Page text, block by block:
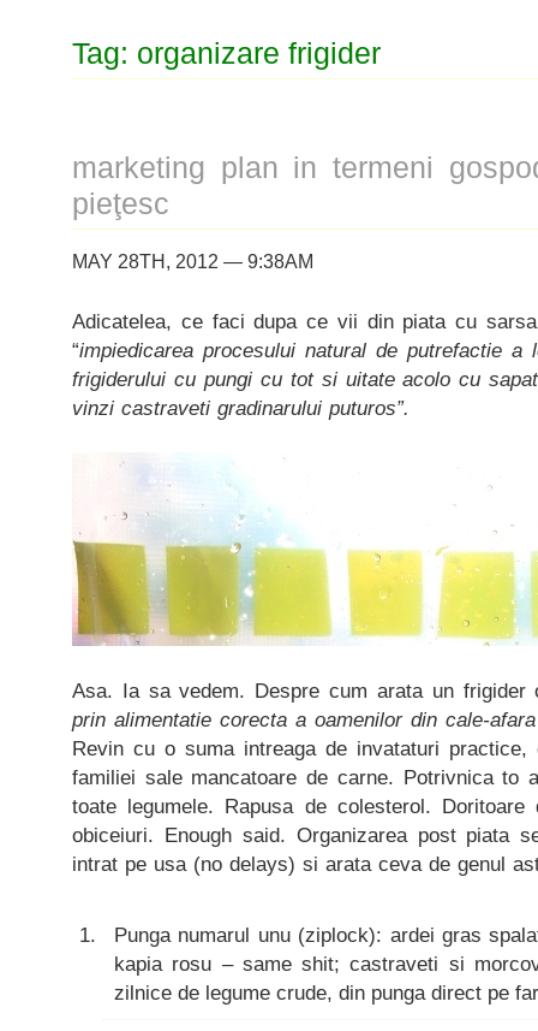
Tag: organizare frigider
marketing plan in termeni
pieţesc
MAY 28TH, 2012 — 9:38AM
Adicatelea, ce faci dupa ce vii din piata cu
“impiedicarea procesului natural de putrefactie a
frigiderului cu pungi cu tot si uitate acolo cu
vinzi castraveti gradinarului puturos”.
Asa. Ia sa vedem. Despre cum arata un
prin alimentatie corecta a oamenilor din cale-
Revin cu o suma intreaga de invataturi
familiei sale mancatoare de carne. Potrivnica to
toate legumele. Rapusa de colesterol.
obiceiuri. Enough said. Organizarea post piata
intrat pe usa (no delays) si arata ceva de genul
Punga numarul unu (ziplock): ardei gras
kapia rosu – same shit; castraveti si
zilnice de legume crude, din punga direct pe